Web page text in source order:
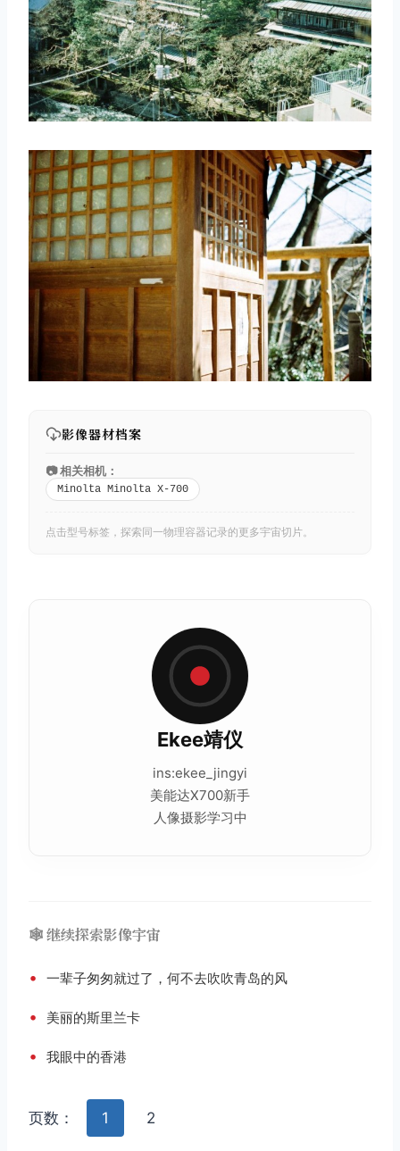
影像器材档案
📷 相关相机：
Minolta Minolta X-700
点击型号标签，探索同一物理容器记录的更多宇宙切片。
Ekee靖仪
ins:ekee_jingyi
美能达X700新手
人像摄影学习中
🕸️ 继续探索影像宇宙
• 一辈子匆匆就过了，何不去吹吹青岛的风
• 美丽的斯里兰卡
• 我眼中的香港
页数： 1 2
取消 搜索